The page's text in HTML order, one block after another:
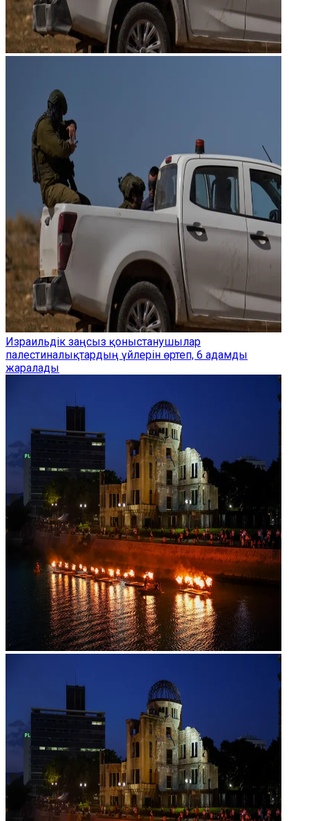
Израильдік заңсыз қоныстанушылар
палестиналықтардың үйлерін өртеп, 6 адамды
жаралады